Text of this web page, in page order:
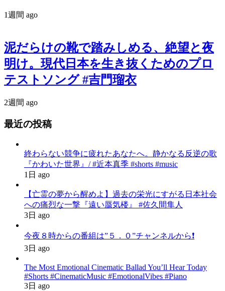
1週間 ago
泥だらけの靴で踏みしめる、絶望と夜
明け。現代日本を生き抜くためのプロ
テストソング #吉門瑠衣
2週間 ago
最近の投稿
終わらない競争に疲れたあなたへ。静かなる反逆の歌
『かわいた世界』/ #近本真季 #shorts #music
1日 ago
【亡霊の夢から醒めよ】過去の栄光にすがる日本社会
への痛烈な一撃『遠い蜃気楼』 #佐久間隼人
3日 ago
今夜８時からの番組は”５．０”チャンネルから❗️
3日 ago
The Most Emotional Cinematic Ballad You’ll Hear Today
#Shorts #CinematicMusic #EmotionalVibes #Piano
3日 ago